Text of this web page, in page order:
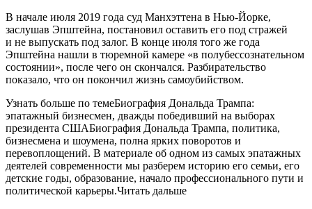
В начале июля 2019 года суд Манхэттена в Нью-Йорке,
заслушав Эпштейна, постановил оставить его под стражей
и не выпускать под залог. В конце июля того же года
Эпштейна нашли в тюремной камере «в полубессознательном
состоянии», после чего он скончался. Разбирательство
показало, что он покончил жизнь самоубийством.
Узнать больше по темеБиография Дональда Трампа:
эпатажный бизнесмен, дважды победивший на выборах
президента СШАБиография Дональда Трампа, политика,
бизнесмена и шоумена, полна ярких поворотов и
перевоплощений. В материале об одном из самых эпатажных
деятелей современности мы разберем историю его семьи, его
детские годы, образование, начало профессионального пути и
политической карьеры.Читать дальше